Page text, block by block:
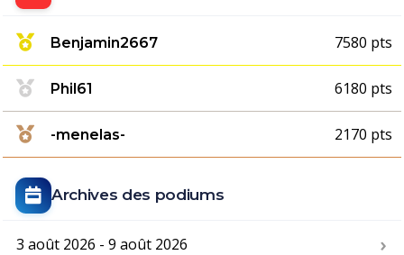
Benjamin2667 7580 pts
Phil61 6180 pts
-menelas- 2170 pts
Archives des podiums
3 août 2026 - 9 août 2026